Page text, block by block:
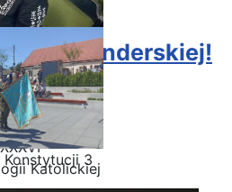
Katolickiej
3
holenderskiej!
2025